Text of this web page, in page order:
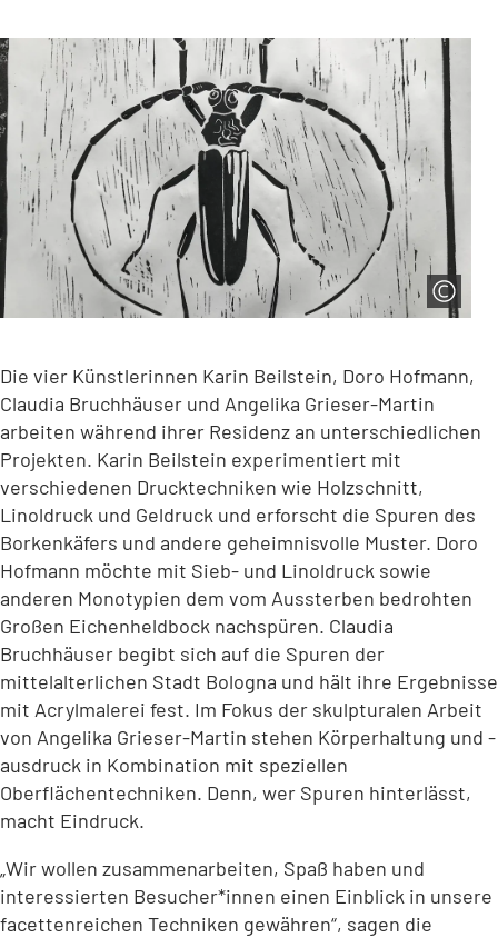
Die vier Künstlerinnen Karin Beilstein, Doro Hofmann,
Claudia Bruchhäuser und Angelika Grieser-Martin
arbeiten während ihrer Residenz an unterschiedlichen
Projekten. Karin Beilstein experimentiert mit
verschiedenen Drucktechniken wie Holzschnitt,
Linoldruck und Geldruck und erforscht die Spuren des
Borkenkäfers und andere geheimnisvolle Muster. Doro
Hofmann möchte mit Sieb- und Linoldruck sowie
anderen Monotypien dem vom Aussterben bedrohten
Großen Eichenheldbock nachspüren. Claudia
Bruchhäuser begibt sich auf die Spuren der
mittelalterlichen Stadt Bologna und hält ihre Ergebnisse
mit Acrylmalerei fest. Im Fokus der skulpturalen Arbeit
von Angelika Grieser-Martin stehen Körperhaltung und -
ausdruck in Kombination mit speziellen
Oberflächentechniken. Denn, wer Spuren hinterlässt,
macht Eindruck.
„Wir wollen zusammenarbeiten, Spaß haben und
interessierten Besucher*innen einen Einblick in unsere
facettenreichen Techniken gewähren“, sagen die